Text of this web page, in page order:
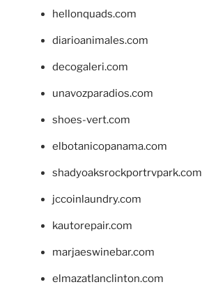
hellonquads.com
diarioanimales.com
decogaleri.com
unavozparadios.com
shoes-vert.com
elbotanicopanama.com
shadyoaksrockportrvpark.com
jccoinlaundry.com
kautorepair.com
marjaeswinebar.com
elmazatlanclinton.com